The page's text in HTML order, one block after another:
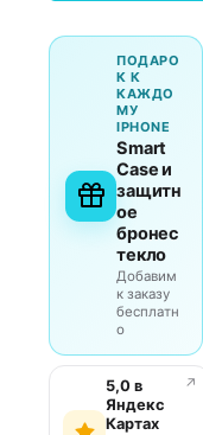
ПОДАРО
К К
КАЖДО
МУ
IPHONE
Smart
Case и
защитн
ое
бронес
текло
Добавим
к заказу
бесплатн
о
5,0 в
Яндекс
Картах
↗